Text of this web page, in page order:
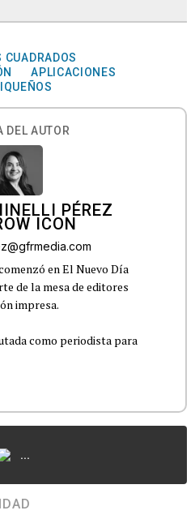
CUADRADOS
APLICACIONES
DEL AUTOR
PÉREZ
en El Nuevo Día
de la mesa de editores
impresa.
como periodista para
...